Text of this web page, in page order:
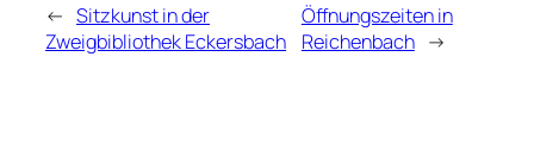
← Sitzkunst in der
Zweigbibliothek Eckersbach
Öffnungszeiten in
Reichenbach →